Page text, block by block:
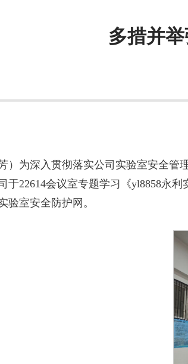
多措并
芳）为深入贯彻落实公司实验室安全
于22614会议室专题学习《yl8858永
验室安全防护网。